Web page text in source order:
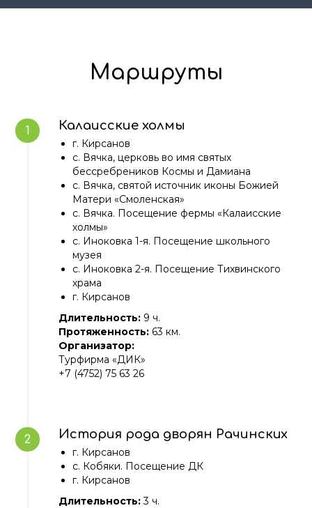
Маршруты
Калаисские холмы
г. Кирсанов
с. Вячка, церковь во имя святых
бессребреников Космы и Дамиана
с. Вячка, святой источник иконы Божией
Матери «Смоленская»
с. Вячка. Посещение фермы «Калаисские
холмы»
с. Иноковка 1-я. Посещение школьного
музея
с. Иноковка 2-я. Посещение Тихвинского
храма
г. Кирсанов
Длительность: 9 ч.
Протяженность: 63 км.
Организатор:
Турфирма «ДИК»
+7 (4752) 75 63 26
История рода дворян Рачинских
г. Кирсанов
c. Кобяки. Посещение ДК
г. Кирсанов
Длительность:3 ч.